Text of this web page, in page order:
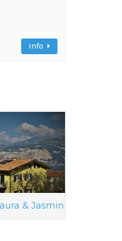
Info
& Jasmin